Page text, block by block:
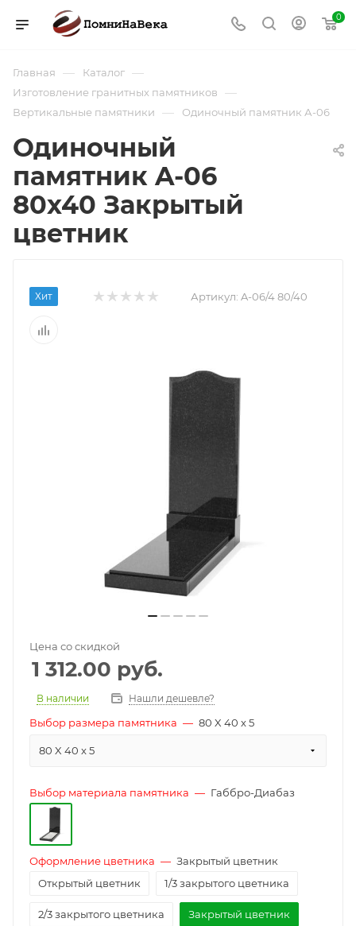
0
Главная — Каталог —
Изготовление гранитных памятников —
Вертикальные памятники — Одиночный памятник А-06
Одиночный
памятник A-06
80х40 Закрытый
цветник
Хит Артикул: A-06/4 80/40
Цена со скидкой
1 312.00 руб.
В наличии Нашли дешевле?
Выбор размера памятника — 80 X 40 x 5
80 X 40 x 5
Выбор материала памятника — Габбро-Диабаз
Оформление цветника — Закрытый цветник
Открытый цветник
1/3 закрытого цветника
2/3 закрытого цветника Закрытый цветник